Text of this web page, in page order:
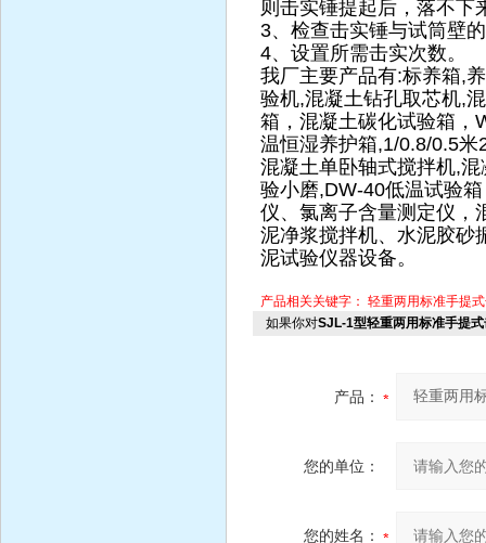
则击实锤提起后，落不下
3、检查击实锤与试筒壁
4、设置所需击实次数。
我厂主要产品有:标养箱,
验机,混凝土钻孔取芯机,
箱，混凝土碳化试验箱，
温恒湿养护箱,1/0.8/0.5
混凝土单卧轴式搅拌机,
验小磨,DW-40低温试验
仪、氯离子含量测定仪，
泥净浆搅拌机、水泥胶砂
泥试验仪器设备。
产品相关关键字： 轻重两用标准手提
如果你对SJL-1型轻重两用标准手提式
产品：
您的单位：
您的姓名：